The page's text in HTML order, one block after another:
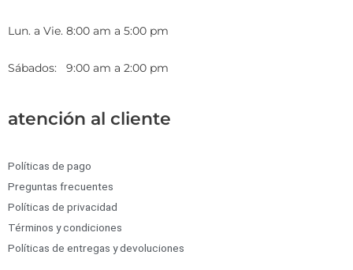
Lun. a Vie. 8:00 am a 5:00 pm
Sábados: 9:00 am a 2:00 pm
atención al cliente
Políticas de pago
Preguntas frecuentes
Políticas de privacidad
Términos y condiciones
Políticas de entregas y devoluciones